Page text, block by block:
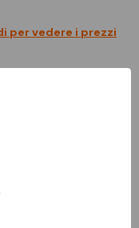
per vedere i prezzi